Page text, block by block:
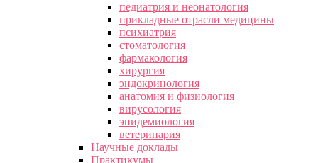
педиатрия и неонатология
прикладные отрасли медицины
психиатрия
стоматология
фармакология
хирургия
эндокринология
анатомия и физиология
вирусология
эпидемиология
ветеринария
Научные доклады
Практикумы